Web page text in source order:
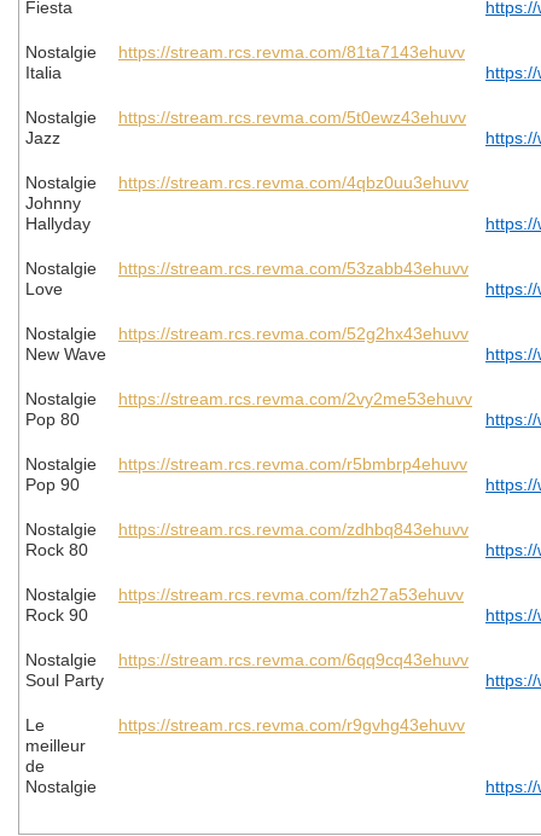
Fiesta
Nostalgie
Italia
https://stream.rcs.revma.com/81ta7143ehuvv
Nostalgie
Jazz
https://stream.rcs.revma.com/5t0ewz43ehuvv
Nostalgie
Johnny
Hallyday
https://stream.rcs.revma.com/4qbz0uu3ehuvv
Nostalgie
Love
https://stream.rcs.revma.com/53zabb43ehuvv
Nostalgie
New Wave
https://stream.rcs.revma.com/52g2hx43ehuvv
Nostalgie
Pop 80
https://stream.rcs.revma.com/2vy2me53ehuvv
Nostalgie
Pop 90
https://stream.rcs.revma.com/r5bmbrp4ehuvv
Nostalgie
Rock 80
https://stream.rcs.revma.com/zdhbq843ehuvv
Nostalgie
Rock 90
https://stream.rcs.revma.com/fzh27a53ehuvv
Nostalgie
Soul Party
https://stream.rcs.revma.com/6qq9cq43ehuvv
Le
meilleur
de
Nostalgie
https://stream.rcs.revma.com/r9gvhg43ehuvv